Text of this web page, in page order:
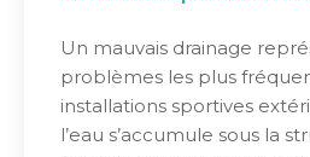
Un mauvais drainage
problèmes les plus
installations sportives
l’eau s’accumule sous la